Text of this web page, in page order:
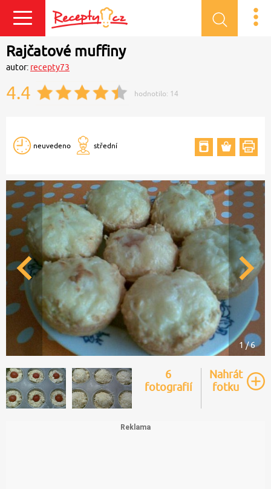
Přihlásit se
Rajčatové muffiny
autor: recepty73
4.4 hodnotilo: 14
neuvedeno střední
1 / 6
6
fotografií
Nahrát
fotku